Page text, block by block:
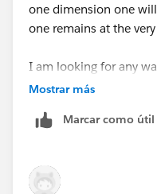
one dimension one
one remains at the
I am looking for any
two dim field in the
Mostrar más
Marcar como útil